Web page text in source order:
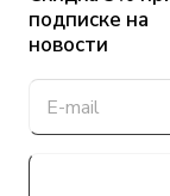
подписке на
новости